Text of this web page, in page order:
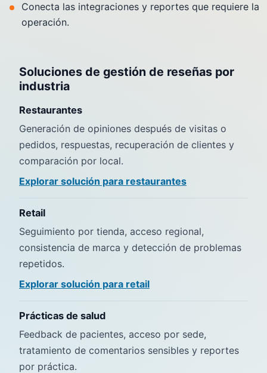
Conecta las integraciones y reportes que requiere la
operación.
Soluciones de gestión de reseñas por
industria
Restaurantes
Generación de opiniones después de visitas o
pedidos, respuestas, recuperación de clientes y
comparación por local.
Explorar solución para restaurantes
Retail
Seguimiento por tienda, acceso regional,
consistencia de marca y detección de problemas
repetidos.
Explorar solución para retail
Prácticas de salud
Feedback de pacientes, acceso por sede,
tratamiento de comentarios sensibles y reportes
por práctica.